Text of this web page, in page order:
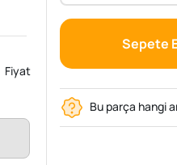
Fiyat
Sepete
Bu parça hangi